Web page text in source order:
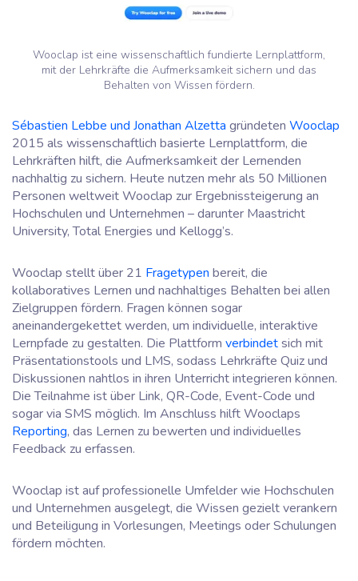
Wooclap ist eine wissenschaftlich fundierte Lernplattform,
mit der Lehrkräfte die Aufmerksamkeit sichern und das
Behalten von Wissen fördern.
Sébastien Lebbe und Jonathan Alzetta gründeten Wooclap
2015 als wissenschaftlich basierte Lernplattform, die
Lehrkräften hilft, die Aufmerksamkeit der Lernenden
nachhaltig zu sichern. Heute nutzen mehr als 50 Millionen
Personen weltweit Wooclap zur Ergebnissteigerung an
Hochschulen und Unternehmen – darunter Maastricht
University, Total Energies und Kellogg’s.
Wooclap stellt über 21 Fragetypen bereit, die
kollaboratives Lernen und nachhaltiges Behalten bei allen
Zielgruppen fördern. Fragen können sogar
aneinandergekettet werden, um individuelle, interaktive
Lernpfade zu gestalten. Die Plattform verbindetsich mit
Präsentationstools und LMS, sodass Lehrkräfte Quiz und
Diskussionen nahtlos in ihren Unterricht integrieren können.
Die Teilnahme ist über Link, QR-Code, Event-Code und
sogar via SMS möglich. Im Anschluss hilft Wooclaps
Reporting, das Lernen zu bewerten und individuelles
Feedback zu erfassen.
Wooclap ist auf professionelle Umfelder wie Hochschulen
und Unternehmen ausgelegt, die Wissen gezielt verankern
und Beteiligung in Vorlesungen, Meetings oder Schulungen
fördern möchten.